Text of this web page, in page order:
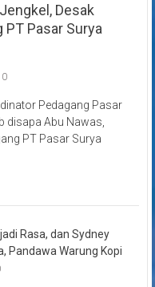
Desak
Pasar Surya
0
Pedagang Pasar
disapa Abu Nawas,
PT Pasar Surya
Rasa, dan Sydney
Pandawa Warung Kopi